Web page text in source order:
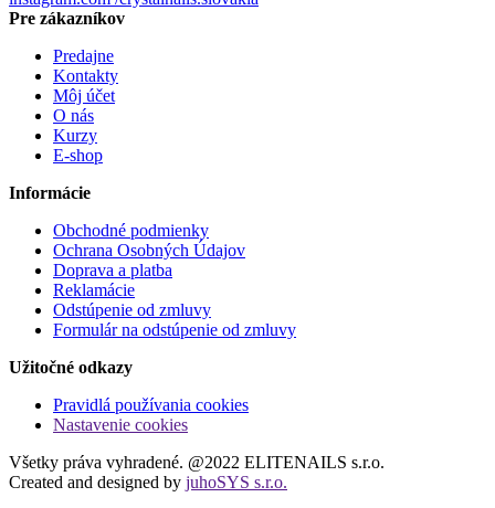
Pre zákazníkov
Predajne
Kontakty
Môj účet
O nás
Kurzy
E-shop
Informácie
Obchodné podmienky
Ochrana Osobných Údajov
Doprava a platba
Reklamácie
Odstúpenie od zmluvy
Formulár na odstúpenie od zmluvy
Užitočné odkazy
Pravidlá používania cookies
Nastavenie cookies
Všetky práva vyhradené. @2022 ELITENAILS s.r.o.
Created and designed by juhoSYS s.r.o.